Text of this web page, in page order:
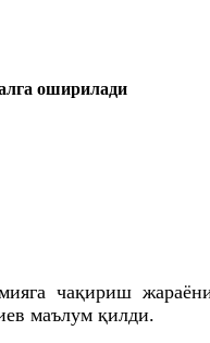
оширилади
чақириш
маълум қилди.